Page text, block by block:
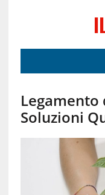
Legamento
Soluzioni